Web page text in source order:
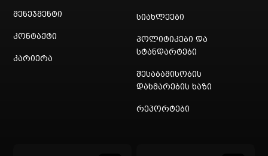
მენეჯმენტი
კონტაქტი
კარიერა
სიახლეები
პოლიტიკები და
სტანდარტები
შესაბამისობის
დახმარების ხაზი
რეპორტები